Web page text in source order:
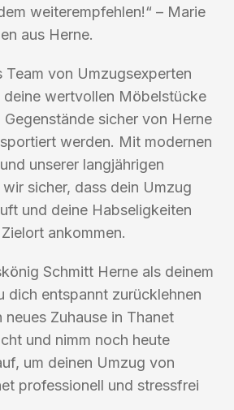
weiterempfehlen!“ – Marie
aus Herne.
Team von Umzugsexperten
wertvollen Möbelstücke
sicher von Herne
werden. Mit modernen
unserer langjährigen
sicher, dass dein Umzug
und deine Habseligkeiten
ankommen.
Schmitt Herne als deinem
dich entspannt zurücklehnen
Zuhause in Thanet
und nimm noch heute
um deinen Umzug von
professionell und stressfrei